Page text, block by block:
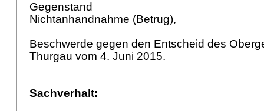
Gegenstand
Nichtanhandnahme (Betrug),
Beschwerde gegen den Entscheid des
Thurgau vom 4. Juni 2015.
Sachverhalt: